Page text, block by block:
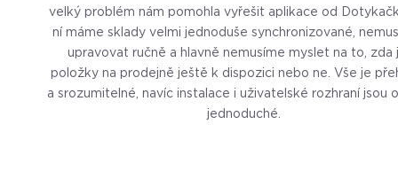
velký problém nám pomohla vyřešit aplikace od
ní máme sklady velmi jednoduše synchronizované,
upravovat ručně a hlavně nemusíme myslet na to, zda
položky na prodejně ještě k dispozici nebo ne. Vše je
a srozumitelné, navíc instalace i uživatelské rozhraní jsou
jednoduché.